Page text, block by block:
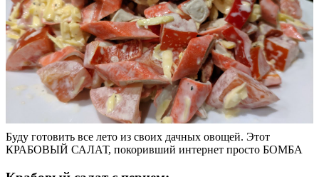
Буду готовить все лето из своих дачных овощей. Этот
КРАБОВЫЙ САЛАТ, покоривший интернет просто БОМБА